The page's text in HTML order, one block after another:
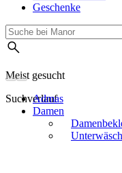
Geschenke
Meist gesucht
Suchverlauf
Admas
Damen